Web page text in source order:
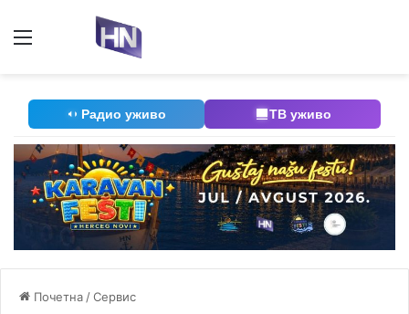
Радио уживо ТВ уживо
Почетна /Сервис